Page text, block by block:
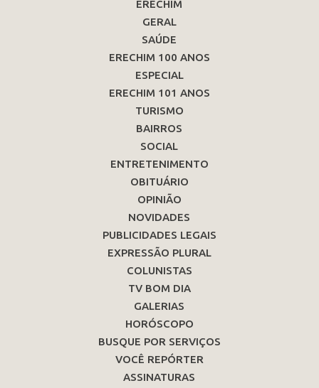
ERECHIM
GERAL
SAÚDE
ERECHIM 100 ANOS
ESPECIAL
ERECHIM 101 ANOS
TURISMO
BAIRROS
SOCIAL
ENTRETENIMENTO
OBITUÁRIO
OPINIÃO
NOVIDADES
PUBLICIDADES LEGAIS
EXPRESSÃO PLURAL
COLUNISTAS
TV BOM DIA
GALERIAS
HORÓSCOPO
BUSQUE POR SERVIÇOS
VOCÊ REPÓRTER
ASSINATURAS